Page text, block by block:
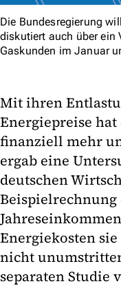
Die Bundesregierung
diskutiert auch über ein
Gaskunden im Januar
Mit ihren
Energiepreise
finanziell mehr
ergab eine
deutschen
Energiekosten
nicht
separaten Studie